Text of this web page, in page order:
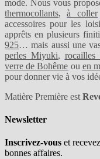
mode. Nous vous
thermocollants,à coller
accessoires pour les
apprêts en plusieurs
925… mais aussi une
perles Miyuki, rocailles
verre de Bohême ou en
pour donner vie à vos
Matière Première est
Newsletter
Inscrivez-vous et
bonnes affaires.